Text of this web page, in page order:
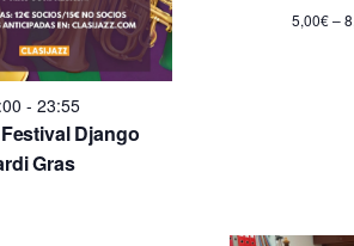
-23:55
Django
Gras
5,00€ –